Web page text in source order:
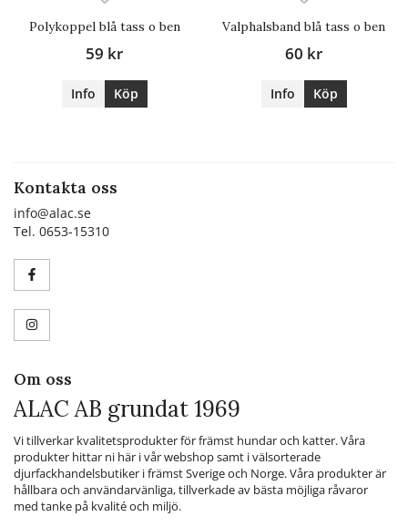
Polykoppel blå tass o ben
59 kr
Info Köp
Valphalsband blå tass o ben
60 kr
Info Köp
Kontakta oss
info@alac.se
Tel. 0653-15310
Om oss
ALAC AB grundat 1969
Vi tillverkar kvalitetsprodukter för främst hundar och katter. Våra
produkter hittar ni här i vår webshop samt i välsorterade
djurfackhandelsbutiker i främst Sverige och Norge. Våra produkter är
hållbara och användarvänliga, tillverkade av bästa möjliga råvaror
med tanke på kvalité och miljö.